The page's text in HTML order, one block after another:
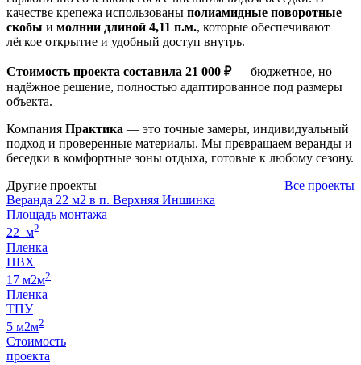
качестве крепежа использованы полиамидные поворотные
скобы и молнии длиной 4,11 п.м., которые обеспечивают
лёгкое открытие и удобный доступ внутрь.
Стоимость проекта составила 21 000 ₽— бюджетное, но
надёжное решение, полностью адаптированное под размеры
объекта.
Компания Практика — это точные замеры, индивидуальный
подход и проверенные материалы. Мы превращаем веранды и
беседки в комфортные зоны отдыха, готовые к любому сезону.
Другие проекты
Все проекты
Веранда 22 м2 в п. Верхняя Иншинка
Площадь монтажа
22 м2
Пленка
ПВХ
17 м2м2
Пленка
ТПУ
5 м2м2
Стоимость
проекта